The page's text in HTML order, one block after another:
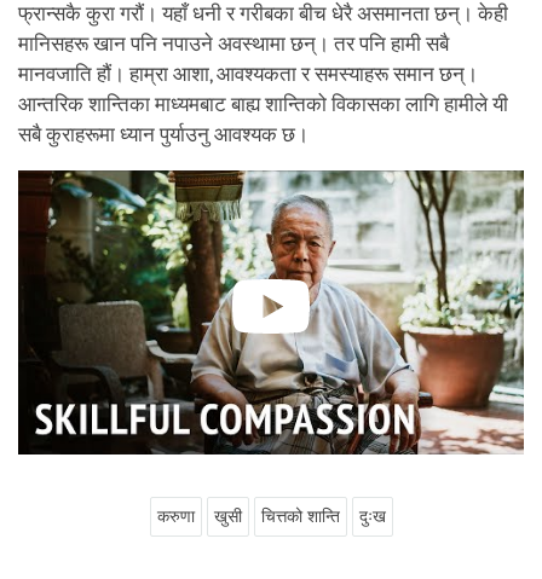
फ्रान्सकै कुरा गरौं। यहाँ धनी र गरीबका बीच धेरै असमानता छन्। केही
मानिसहरू खान पनि नपाउने अवस्थामा छन्। तर पनि हामी सबै
मानवजाति हौं। हाम्रा आशा, आवश्यकता र समस्याहरू समान छन्।
आन्तरिक शान्तिका माध्यमबाट बाह्य शान्तिको विकासका लागि हामीले यी
सबै कुराहरूमा ध्यान पुर्याउनु आवश्यक छ।
करुणा खुसी चित्तको शान्ति दुःख